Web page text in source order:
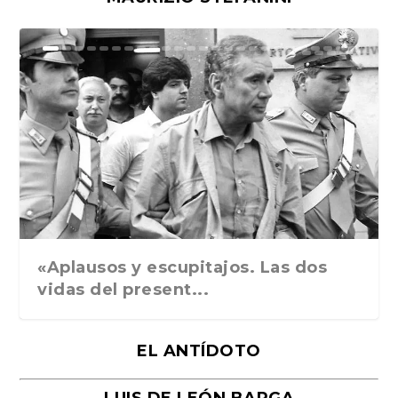
Ground Rules. Alejan...
«Rafael: Poesía subl...
Bienvenidos al circo...
Georges de La Tour. ...
Robert Capa: la hist...
«Aplausos y escupitajos. Las dos
vidas del present...
EL ANTÍDOTO